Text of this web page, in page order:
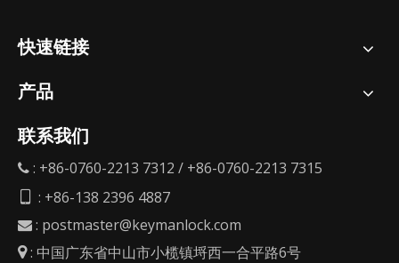
快速链接
产品
联系我们
 : +86-0760-2213 7312 / +86-0760-2213 7315
 : +86-138 2396 4887
 : postmaster@keymanlock.com
: 中国广东省中山市小榄镇埒西一合平路6号